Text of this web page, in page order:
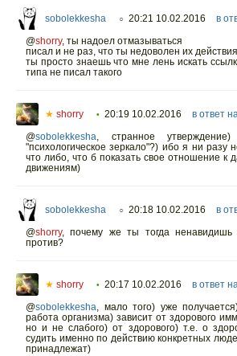
sobolekkesha ○ 20:21 10.02.2016 в
@shorry, ты надоел отмазываться
писал и не раз, что ты недоволен их
ты просто знаешь что мне лень искать
типа не писал такого
★ shorry • 20:19 10.02.2016 в ответ
@sobolekkesha, странное
"психологическое зеркало"?) ибо я ни разу
что либо, что б показать свое отношение
движениям)
sobolekkesha ○ 20:18 10.02.2016 в
@shorry,почему же ты тогда
против?
★ shorry • 20:17 10.02.2016 в ответ
@sobolekkesha, мало того) уже
работа организма) зависит от здорового
но и не слабого) от здорового) т.е. о
судить именно по действию конкретных
принадлежат)